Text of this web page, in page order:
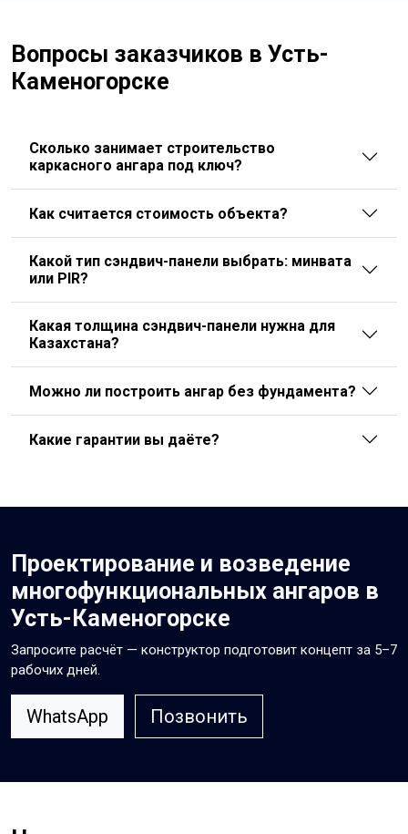
Вопросы заказчиков в Усть-
Каменогорске
Сколько занимает строительство
каркасного ангара под ключ?
Как считается стоимость объекта?
Какой тип сэндвич-панели выбрать: минвата
или PIR?
Какая толщина сэндвич-панели нужна для
Казахстана?
Можно ли построить ангар без фундамента?
Какие гарантии вы даёте?
Проектирование и возведение
многофункциональных ангаров в
Усть-Каменогорске
Запросите расчёт — конструктор подготовит концепт за 5–7
рабочих дней.
WhatsApp Позвонить